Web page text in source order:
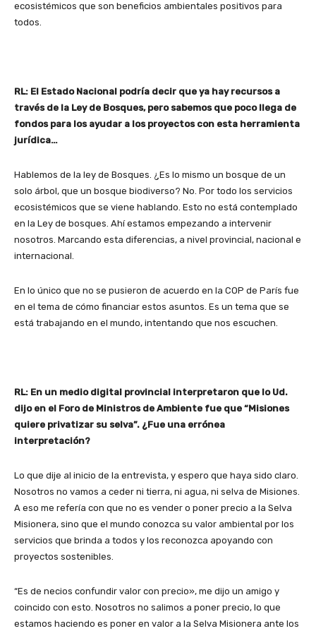
ecosistémicos que son beneficios ambientales positivos para
todos.
RL: El Estado Nacional podría decir que ya hay recursos a
través de la Ley de Bosques, pero sabemos que poco llega de
fondos para los ayudar a los proyectos con esta herramienta
jurídica…
Hablemos de la ley de Bosques. ¿Es lo mismo un bosque de un
solo árbol, que un bosque biodiverso? No. Por todo los servicios
ecosistémicos que se viene hablando. Esto no está contemplado
en la Ley de bosques. Ahí estamos empezando a intervenir
nosotros. Marcando esta diferencias, a nivel provincial, nacional e
internacional.
En lo único que no se pusieron de acuerdo en la COP de París fue
en el tema de cómo financiar estos asuntos. Es un tema que se
está trabajando en el mundo, intentando que nos escuchen.
RL: En un medio digital provincial interpretaron que lo Ud.
dijo en el Foro de Ministros de Ambiente fue que “Misiones
quiere privatizar su selva”. ¿Fue una errónea
interpretación?
Lo que dije al inicio de la entrevista, y espero que haya sido claro.
Nosotros no vamos a ceder ni tierra, ni agua, ni selva de Misiones.
A eso me refería con que no es vender o poner precio a la Selva
Misionera, sino que el mundo conozca su valor ambiental por los
servicios que brinda a todos y los reconozca apoyando con
proyectos sostenibles.
“Es de necios confundir valor con precio», me dijo un amigo y
coincido con esto. Nosotros no salimos a poner precio, lo que
estamos haciendo es poner en valor a la Selva Misionera ante los